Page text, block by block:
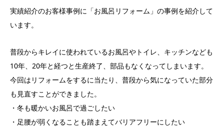
実績紹介のお客様事例に「お風呂リフォーム」の事例を紹介して
います。
普段からキレイに使われているお風呂やトイレ、キッチンなども
10年、20年と経つと生産終了、部品もなくなってしまいます。
今回はリフォームをするに当たり、普段から気になっていた部分
も見直すことができました。
・冬も暖かいお風呂で過ごしたい
・足腰が弱くなることも踏まえてバリアフリーにしたい